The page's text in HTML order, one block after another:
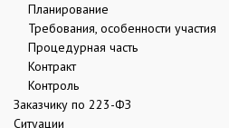
Планирование
Требования, особенности участия
Процедурная часть
Контракт
Контроль
Заказчику по 223-ФЗ
Ситуации